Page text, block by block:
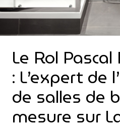
Le Rol
: L’expert de
de salles de
mesure sur